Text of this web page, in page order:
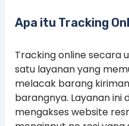
Apa itu Tracking
Tracking online secara
satu layanan yang
melacak barang
barangnya. Layanan ini
mengakses website